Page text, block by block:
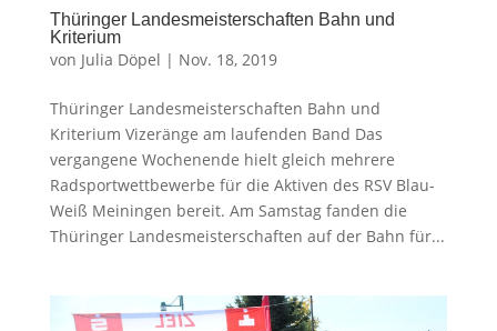
Thüringer Landesmeisterschaften Bahn und
Kriterium
von Julia Döpel | Nov. 18, 2019
Thüringer Landesmeisterschaften Bahn und
Kriterium Vizeränge am laufenden Band Das
vergangene Wochenende hielt gleich mehrere
Radsportwettbewerbe für die Aktiven des RSV Blau-
Weiß Meiningen bereit. Am Samstag fanden die
Thüringer Landesmeisterschaften auf der Bahn für...